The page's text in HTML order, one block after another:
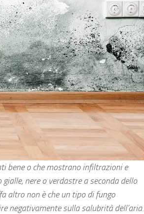
bene o che mostrano infiltrazioni e
nere o verdastre a seconda dello
altro non è che un tipo di fungo
negativamente sulla salubrità dell’aria.